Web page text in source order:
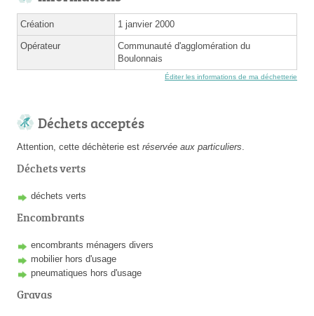
Création 1 janvier 2000
Opérateur
Communauté d'agglomération du
Boulonnais
Éditer les informations de ma déchetterie
Déchets acceptés
Attention, cette déchèterie est réservée aux particuliers.
Déchets verts
déchets verts
Encombrants
encombrants ménagers divers
mobilier hors d'usage
pneumatiques hors d'usage
Gravas